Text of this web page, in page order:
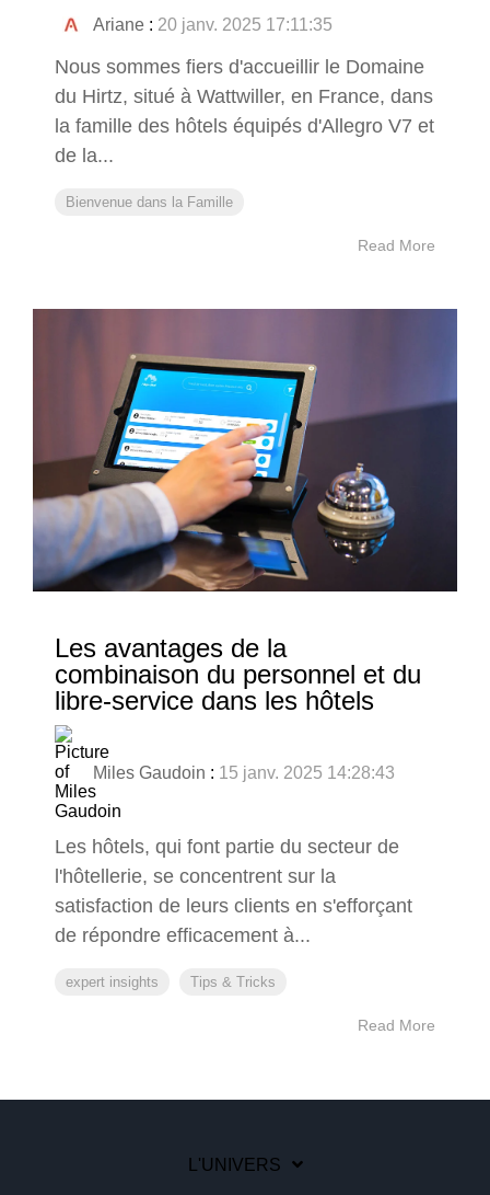
Ariane : 20 janv. 2025 17:11:35
Nous sommes fiers d'accueillir le Domaine
du Hirtz, situé à Wattwiller, en France, dans
la famille des hôtels équipés d'Allegro V7 et
de la...
Bienvenue dans la Famille
Read More
Les avantages de la
combinaison du personnel et du
libre-service dans les hôtels
Miles Gaudoin : 15 janv. 2025 14:28:43
Les hôtels, qui font partie du secteur de
l'hôtellerie, se concentrent sur la
satisfaction de leurs clients en s'efforçant
de répondre efficacement à...
expert insights Tips & Tricks
Read More
L'UNIVERS